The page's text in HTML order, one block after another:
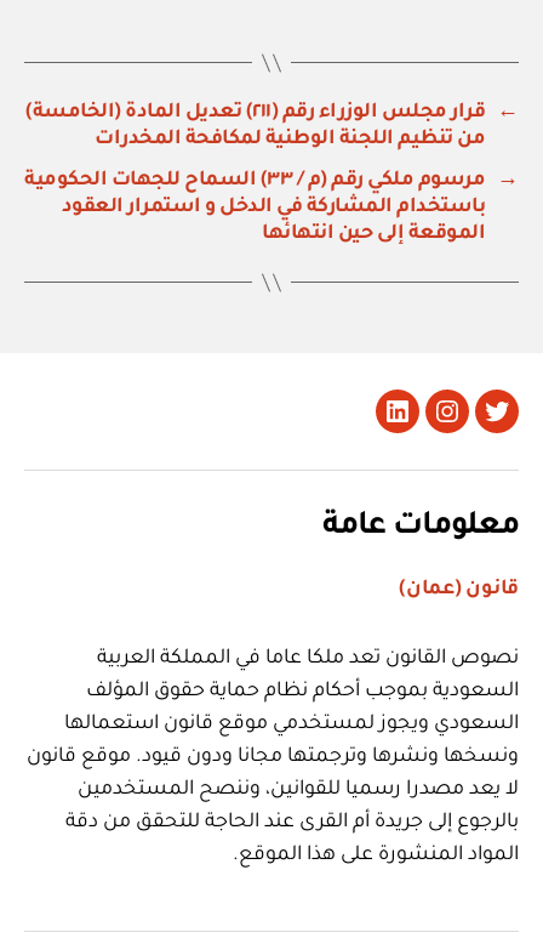
←
قرار مجلس الوزراء رقم (٢١١) تعديل المادة (الخامسة)
من تنظيم اللجنة الوطنية لمكافحة المخدرات
→
مرسوم ملكي رقم (م / ٣٣) السماح للجهات الحكومية
باستخدام المشاركة في الدخل و استمرار العقود
الموقعة إلى حين انتهائها
تويتر Instagram
LinkedIn
معلومات عامة
قانون (عمان)
نصوص القانون تعد ملكا عاما في المملكة العربية
السعودية بموجب أحكام نظام حماية حقوق المؤلف
السعودي ويجوز لمستخدمي موقع قانون استعمالها
ونسخها ونشرها وترجمتها مجانا ودون قيود. موقع قانون
لا يعد مصدرا رسميا للقوانين، وننصح المستخدمين
بالرجوع إلى جريدة أم القرى عند الحاجة للتحقق من دقة
المواد المنشورة على هذا الموقع.